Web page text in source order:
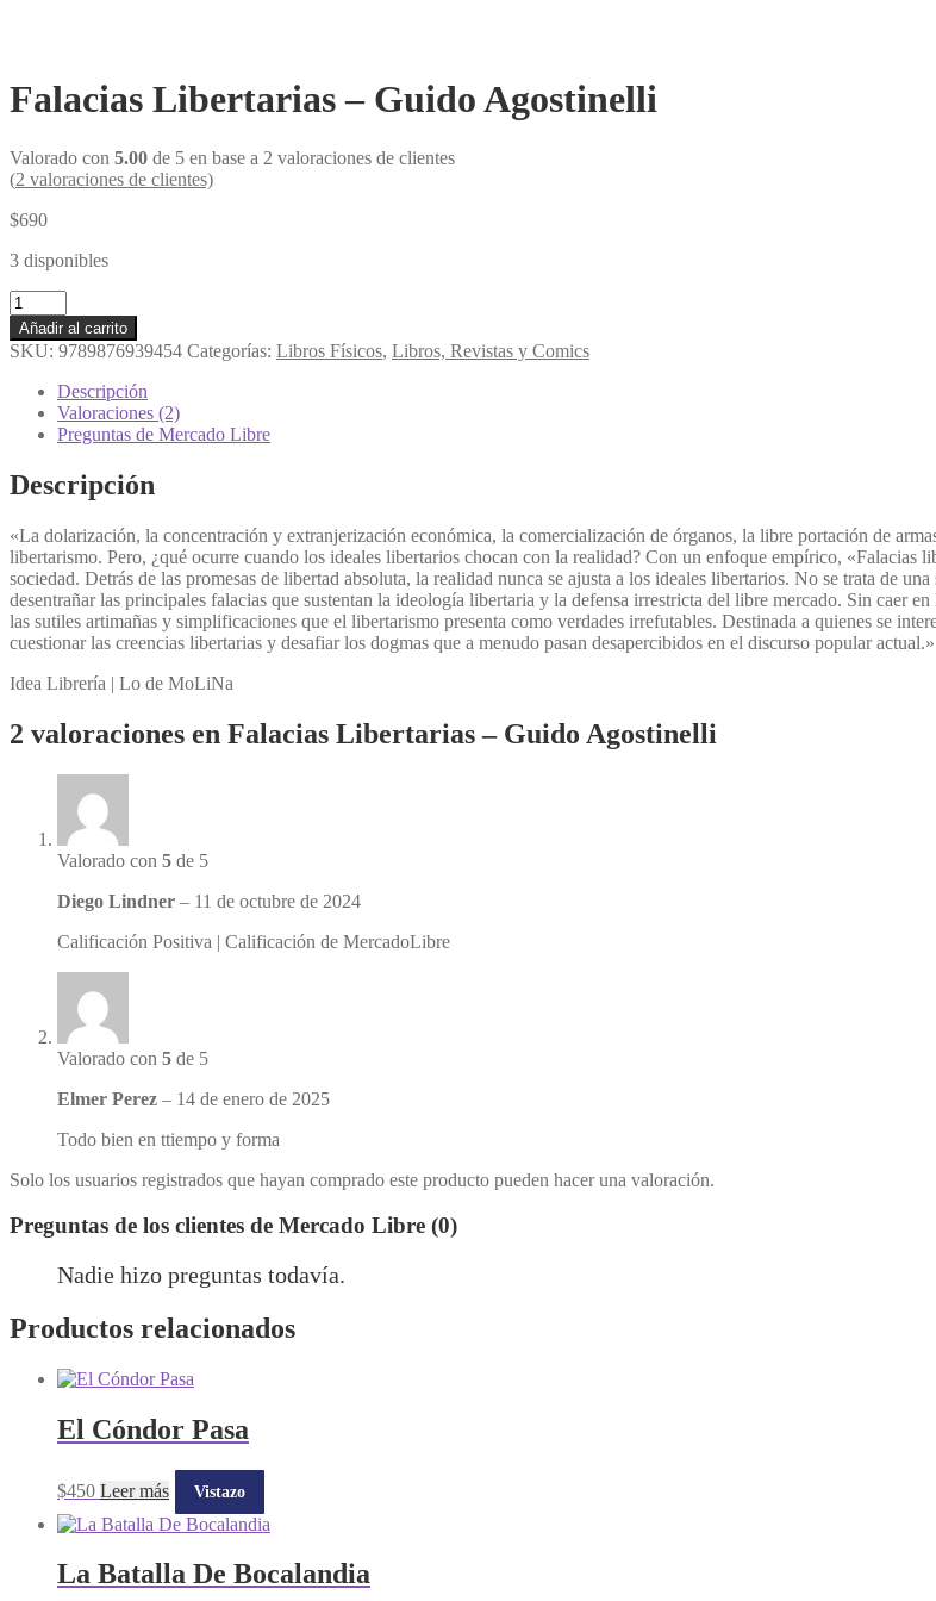
Falacias Libertarias – Guido Agostinelli
Valorado con 5.00 de 5 en base a 2 valoraciones de clientes
(2 valoraciones de clientes)
$690
3 disponibles
Falacias
Libertarias
-
Guido
Agostinelli
cantidad
Añadir al carrito
SKU: 9789876939454 Categorías: Libros Físicos, Libros, Revistas y Comics
Descripción
Valoraciones (2)
Preguntas de Mercado Libre
Descripción
«La dolarización, la concentración y extranjerización económica, la comercialización de órganos, la libre portación de
libertarismo. Pero, ¿qué ocurre cuando los ideales libertarios chocan con la realidad? Con un enfoque empírico, «Falacias
sociedad. Detrás de las promesas de libertad absoluta, la realidad nunca se ajusta a los ideales libertarios. No se trata de
desentrañar las principales falacias que sustentan la ideología libertaria y la defensa irrestricta del libre mercado. Sin caer
las sutiles artimañas y simplificaciones que el libertarismo presenta como verdades irrefutables. Destinada a quienes se
cuestionar las creencias libertarias y desafiar los dogmas que a menudo pasan desapercibidos en el discurso popular actual.»
Idea Librería | Lo de MoLiNa
2 valoraciones en Falacias Libertarias – Guido Agostinelli
Valorado con 5 de 5
Diego Lindner – 11 de octubre de 2024
Calificación Positiva | Calificación de MercadoLibre
Valorado con 5 de 5
Elmer Perez – 14 de enero de 2025
Todo bien en ttiempo y forma
Solo los usuarios registrados que hayan comprado este producto pueden hacer una valoración.
Preguntas de los clientes de Mercado Libre (0)
Nadie hizo preguntas todavía.
Productos relacionados
El Cóndor Pasa
$450 Leer más Vistazo
La Batalla De Bocalandia